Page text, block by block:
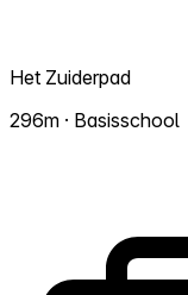
Het Zuiderpad
296m · Basisschool